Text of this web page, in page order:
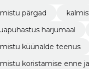
pärgad
harjumaal
küünalde teenus
koristamise enne